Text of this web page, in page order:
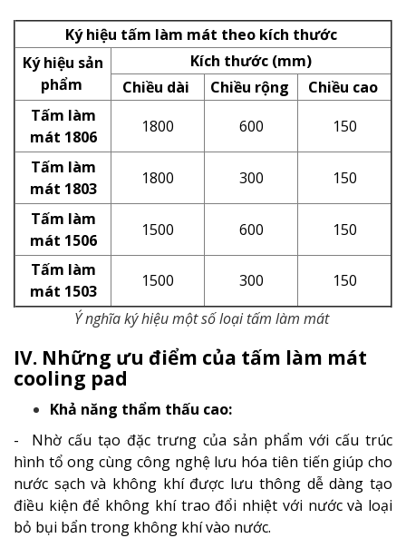
Ký hiệu tấm làm mát theo kích thước
Ký hiệu sản
phẩm
Kích thước (mm)
Chiều dài
Chiều rộng
Chiều cao
Tấm làm
mát 1806
1800 600 150
Tấm làm
mát 1803
1800 300 150
Tấm làm
mát 1506
1500 600
150
Tấm làm
mát 1503
1500 300
150
Ý nghĩa ký hiệu một số loại tấm làm mát
IV. Những ưu điểm của tấm làm mát
cooling pad
Khả năng thẩm thấu cao:
-
Nhờ cấu tạo đặc trưng của sản phẩm với cấu trúc
hình tổ ong cùng công nghệ lưu hóa tiên tiến giúp cho
nước sạch và không khí được lưu thông dễ dàng tạo
điều kiện để không khí trao đổi nhiệt với nước và loại
bỏ bụi bẩn trong không khí vào nước.